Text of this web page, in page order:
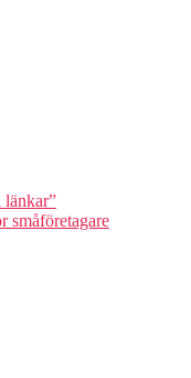
länkar”
småföretagare